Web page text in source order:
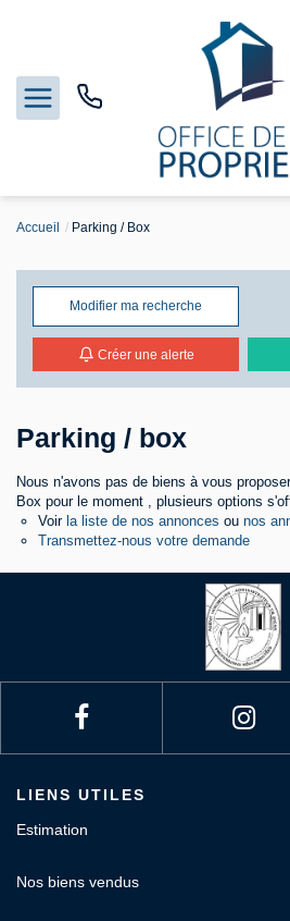
Biens vendus
Estimation
Gestion
Notre Agence
Contact
Accueil Parking / Box
Modifier ma recherche
Créer une alerte
Parking / box
Nous n'avons pas de biens à vous
Box pour le moment , plusieurs options
Voir la liste de nos annonces ou nos
Transmettez-nous votre demande
LIENS UTILES
Estimation
Nos biens vendus